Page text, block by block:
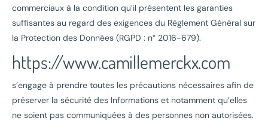
commerciaux à la condition qu’il présentent les garanties
suffisantes au regard des exigences du Règlement Général sur
la Protection des Données (RGPD : n° 2016-679).
https://www.camillemerckx.com
s’engage à prendre toutes les précautions nécessaires afin de
préserver la sécurité des Informations et notamment qu’elles
ne soient pas communiquées à des personnes non autorisées.